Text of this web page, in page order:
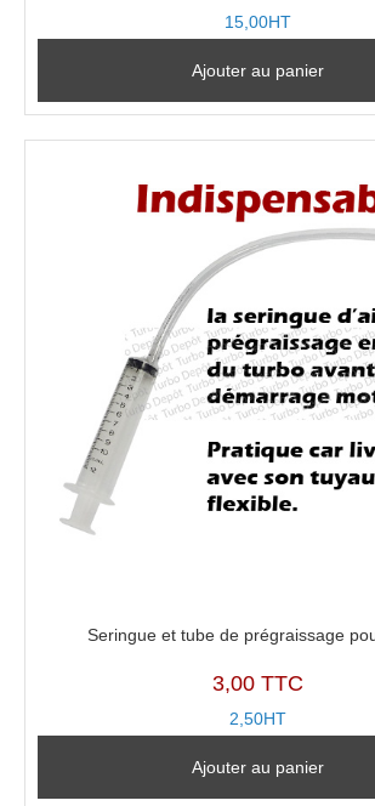
15,00HT
Ajouter au panier
Seringue et tube de prégraissage
3,00 TTC
2,50HT
Ajouter au panier